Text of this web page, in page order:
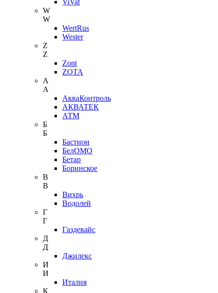
ViVat
W
W
WertRus
Wester
Z
Z
Zont
ZOTA
А
А
АкваКонтроль
АКВАТЕК
АТМ
Б
Б
Бастион
БелОМО
Бетар
Боринское
В
В
Вихрь
Водолей
Г
Г
Газдевайс
Д
Д
Джилекс
И
И
Италия
К